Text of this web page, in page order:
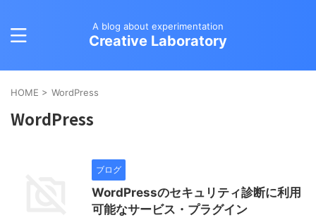
A blog about experimentation
Creative Laboratory
HOME > WordPress
WordPress
ブログ
WordPressのセキュリティ診断に利用
可能なサービス・プラグイン